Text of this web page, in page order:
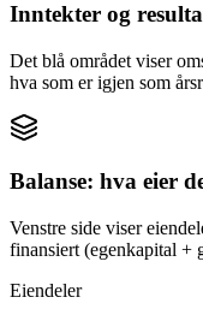
Inntekter og
Det blå området viser
hva som er igjen som
Balanse: hva eier
Venstre side viser
finansiert (egenkapital +
Eiendeler